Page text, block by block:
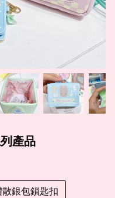
產品
銀包鎖匙扣